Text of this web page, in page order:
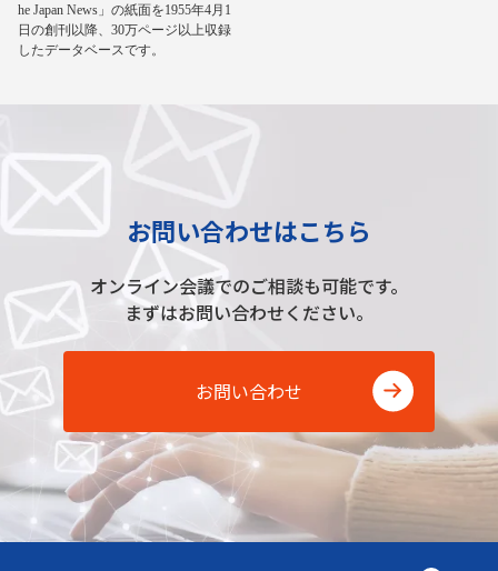
he Japan News」の紙面を1955年4月1
日の創刊以降、30万ページ以上収録
したデータベースです。
お問い合わせはこちら
オンライン会議でのご相談も可能です。
まずはお問い合わせください。
お問い合わせ